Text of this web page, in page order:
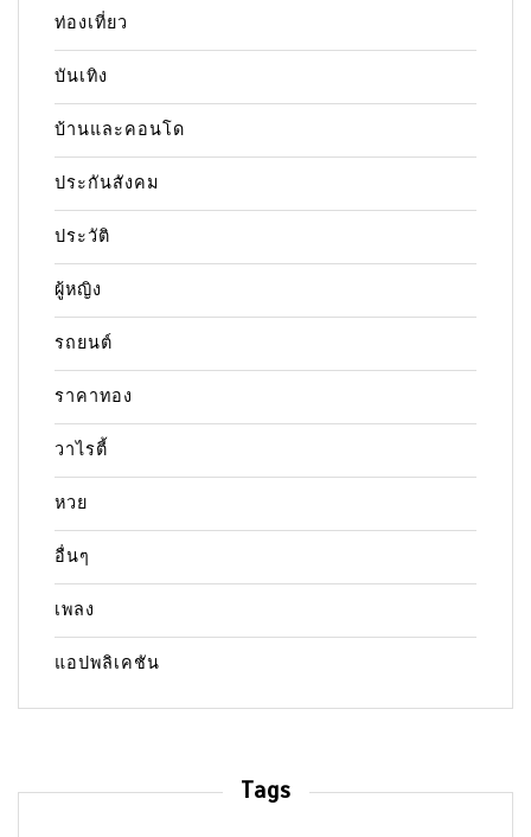
ท่องเที่ยว
บันเทิง
บ้านและคอนโด
ประกันสังคม
ประวัติ
ผู้หญิง
รถยนต์
ราคาทอง
วาไรตี้
หวย
อื่นๆ
เพลง
แอปพลิเคชัน
Tags